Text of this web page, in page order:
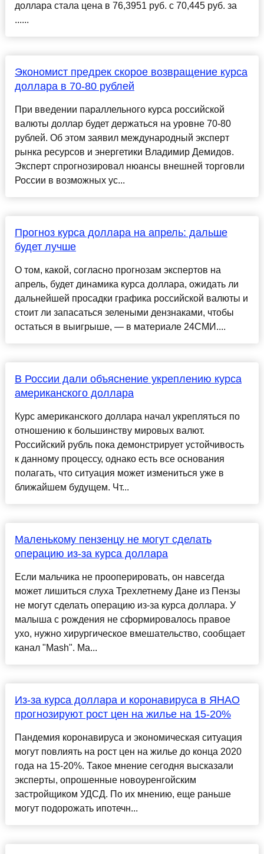
доллара стала цена в 76,3951 руб. с 70,445 руб. за
......
Экономист предрек скорое возвращение курса
доллара в 70-80 рублей
При введении параллельного курса российской
валюты доллар будет держаться на уровне 70-80
рублей. Об этом заявил международный эксперт
рынка ресурсов и энергетики Владимир Демидов.
Эксперт спрогнозировал нюансы внешней торговли
России в возможных ус...
Прогноз курса доллара на апрель: дальше
будет лучше
О том, какой, согласно прогнозам экспертов на
апрель, будет динамика курса доллара, ожидать ли
дальнейшей просадки графика российской валюты и
стоит ли запасаться зелеными дензнаками, чтобы
остаться в выигрыше, — в материале 24СМИ....
В России дали объяснение укреплению курса
американского доллара
Курс американского доллара начал укрепляться по
отношению к большинству мировых валют.
Российский рубль пока демонстрирует устойчивость
к данному процессу, однако есть все основания
полагать, что ситуация может измениться уже в
ближайшем будущем. Чт...
Маленькому пензенцу не могут сделать
операцию из-за курса доллара
Если мальчика не прооперировать, он навсегда
может лишиться слуха Трехлетнему Дане из Пензы
не могут сделать операцию из-за курса доллара. У
малыша с рождения не сформировалось правое
ухо, нужно хирургическое вмешательство, сообщает
канал "Mash". Ма...
Из-за курса доллара и коронавируса в ЯНАО
прогнозируют рост цен на жилье на 15-20%
Пандемия коронавируса и экономическая ситуация
могут повлиять на рост цен на жилье до конца 2020
года на 15-20%. Такое мнение сегодня высказали
эксперты, опрошенные новоуренгойским
застройщиком УДСД. По их мнению, еще раньше
могут подорожать ипотечн...